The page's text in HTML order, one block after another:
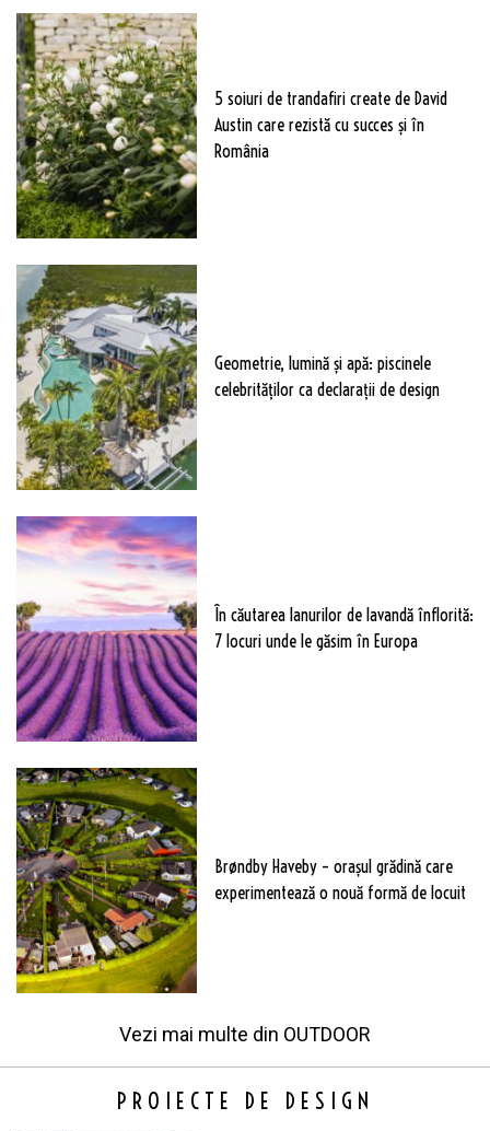
5 soiuri de trandafiri create de David
Austin care rezistă cu succes și în
România
Geometrie, lumină și apă: piscinele
celebrităților ca declarații de design
În căutarea lanurilor de lavandă înflorită:
7 locuri unde le găsim în Europa
Brøndby Haveby – orașul grădină care
experimentează o nouă formă de locuit
Vezi mai multe din OUTDOOR
PROIECTE DE DESIGN